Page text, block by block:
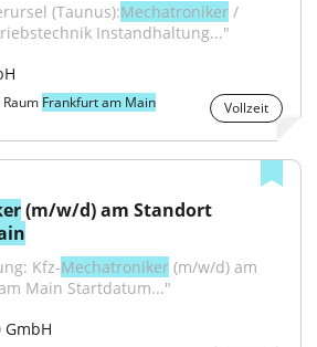
(Taunus):Mechatroniker /
Instandhaltung..."
Frankfurt am Main Vollzeit
Kfz-Mechatroniker (m/w/d) am
Main Startdatum..."
GmbH